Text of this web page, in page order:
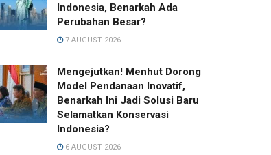
Indonesia, Benarkah Ada
Perubahan Besar?
7 AUGUST 2026
Mengejutkan! Menhut Dorong
Model Pendanaan Inovatif,
Benarkah Ini Jadi Solusi Baru
Selamatkan Konservasi
Indonesia?
6 AUGUST 2026